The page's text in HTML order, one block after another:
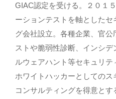
GIAC認定を受ける。２０１
ーションテストを軸とした
グ会社設立。各種企業、官
ストや脆弱性診断、インシ
ルウェアハント等セキュリテ
ホワイトハッカーとしての
コンサルティングを得意とす